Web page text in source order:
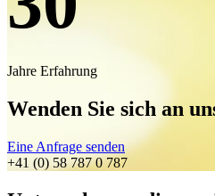
Jahre Erfahrung
Wenden Sie sich an
Eine Anfrage senden
+41 (0) 58 787 0 787